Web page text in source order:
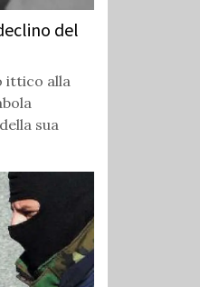
del
ittico alla
sua